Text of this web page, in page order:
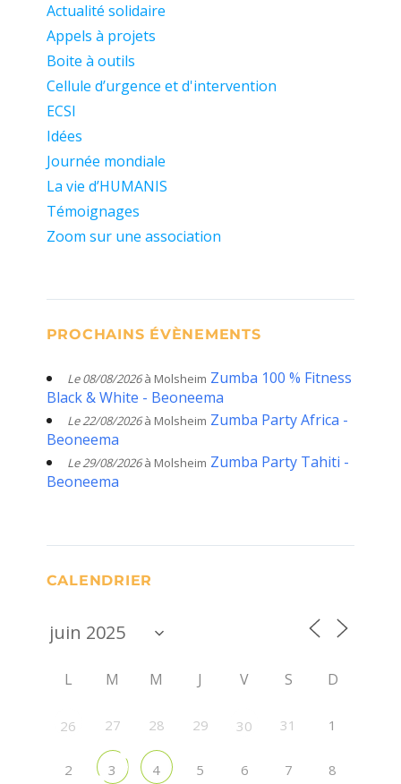
Actualité solidaire
Appels à projets
Boite à outils
Cellule d’urgence et d'intervention
ECSI
Idées
Journée mondiale
La vie d’HUMANIS
Témoignages
Zoom sur une association
PROCHAINS ÉVÈNEMENTS
Le 08/08/2026à Molsheim Zumba 100 % Fitness
Black & White - Beoneema
Le 22/08/2026à Molsheim Zumba Party Africa -
Beoneema
Le 29/08/2026à Molsheim Zumba Party Tahiti -
Beoneema
CALENDRIER
L M M J V S D
26 27 28 29 30 31 1
2 3 4 5 6 7 8